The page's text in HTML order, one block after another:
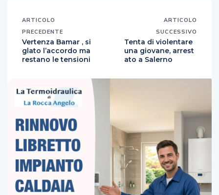
ARTICOLO
PRECEDENTE
Vertenza Bamar , si
glato l’accordo ma
restano le tensioni
ARTICOLO
SUCCESSIVO
Tenta di violentare
una giovane, arrest
ato a Salerno